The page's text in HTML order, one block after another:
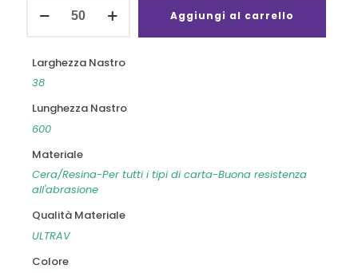
Nero
600m
Aggiungi al carrello
Larghezza Nastro
38
Lunghezza Nastro
600
Materiale
Cera/Resina-Per tutti i tipi di carta-Buona resistenza
all'abrasione
Qualità Materiale
ULTRAV
Colore